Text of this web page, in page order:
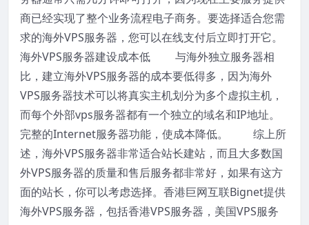
商已经实现了整个业务流程电子商务。要选择适合您需
求的海外VPS服务器，您可以在线支付后立即打开它。
海外VPS服务器建设成本低 与海外独立服务器相
比，建立海外VPS服务器的成本要低得多，因为海外
VPS服务器技术可以将真实主机划分为多个虚拟主机，
而每个外部vps服务器都有一个独立的域名和IP地址。
完整的Internet服务器功能，使成本降低。 综上所
述，海外VPS服务器非常适合站长建站，而且大多数国
外VPS服务器的质量和售后服务都非常好，如果有这方
面的站长，你可以考虑选择。香港巨网互联Bignet提供
海外VPS服务器，包括香港VPS服务器，美国VPS服务